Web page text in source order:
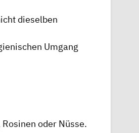
dieselben
Umgang
oder Nüsse.